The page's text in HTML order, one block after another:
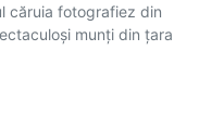
căruia fotografiez din
munți din țara